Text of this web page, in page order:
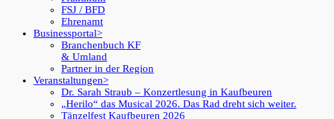
FSJ / BFD
Ehrenamt
Businessportal
Branchenbuch KF
& Umland
Partner in der Region
Veranstaltungen
Dr. Sarah Straub – Konzertlesung in Kaufbeuren
„Herilo“ das Musical 2026. Das Rad dreht sich weiter.
Tänzelfest Kaufbeuren 2026